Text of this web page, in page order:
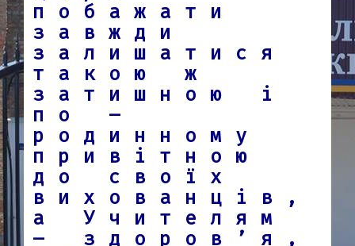
побажати
завжди
залишатися
такою ж
затишною і
по –
родинному
привітною
до своїх
вихованців,
а Учителям
– здоров’я,